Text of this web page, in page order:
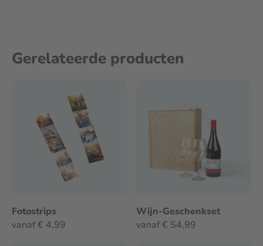
Gerelateerde producten
Fotostrips
vanaf € 4,99
Wijn-Geschenkset
vanaf € 54,99